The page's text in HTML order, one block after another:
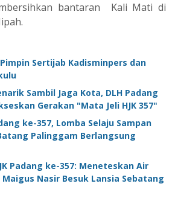
bantaran Kali Mati di
Sertijab Kadisminpers dan
Sambil Jaga Kota, DLH Padang
Gerakan "Mata Jeli HJK 357"
ke-357, Lomba Selaju Sampan
Palinggam Berlangsung
Padang ke-357: Meneteskan Air
Nasir Besuk Lansia Sebatang